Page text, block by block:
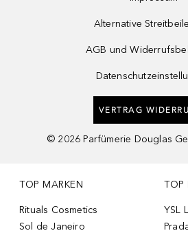
Alternative
AGB und
VERTRAG
© 2026 Parfümerie Douglas
TOP MARKEN
Rituals Cosmetics
Sol de Janeiro
TOP
YSL